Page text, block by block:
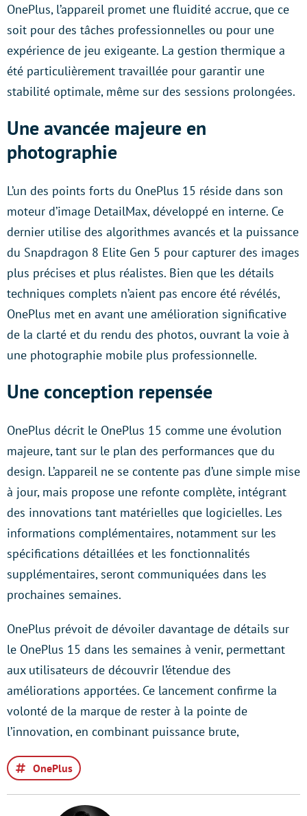
OnePlus, l’appareil promet une fluidité accrue, que ce
soit pour des tâches professionnelles ou pour une
expérience de jeu exigeante. La gestion thermique a
été particulièrement travaillée pour garantir une
stabilité optimale, même sur des sessions prolongées.
Une avancée majeure en
photographie
L’un des points forts du OnePlus 15 réside dans son
moteur d’image DetailMax, développé en interne. Ce
dernier utilise des algorithmes avancés et la puissance
du Snapdragon 8 Elite Gen 5 pour capturer des images
plus précises et plus réalistes. Bien que les détails
techniques complets n’aient pas encore été révélés,
OnePlus met en avant une amélioration significative
de la clarté et du rendu des photos, ouvrant la voie à
une photographie mobile plus professionnelle.
Une conception repensée
OnePlus décrit le OnePlus 15 comme une évolution
majeure, tant sur le plan des performances que du
design. L’appareil ne se contente pas d’une simple mise
à jour, mais propose une refonte complète, intégrant
des innovations tant matérielles que logicielles. Les
informations complémentaires, notamment sur les
spécifications détaillées et les fonctionnalités
supplémentaires, seront communiquées dans les
prochaines semaines.
OnePlus prévoit de dévoiler davantage de détails sur
le OnePlus 15 dans les semaines à venir, permettant
aux utilisateurs de découvrir l’étendue des
améliorations apportées. Ce lancement confirme la
volonté de la marque de rester à la pointe de
l’innovation, en combinant puissance brute,
OnePlus